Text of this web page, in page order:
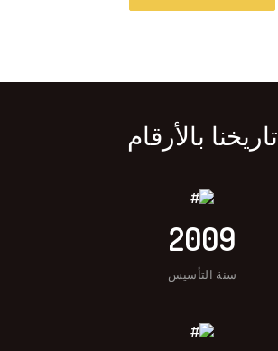
تاريخنا بالأرقام
2009
سنة التأسيس